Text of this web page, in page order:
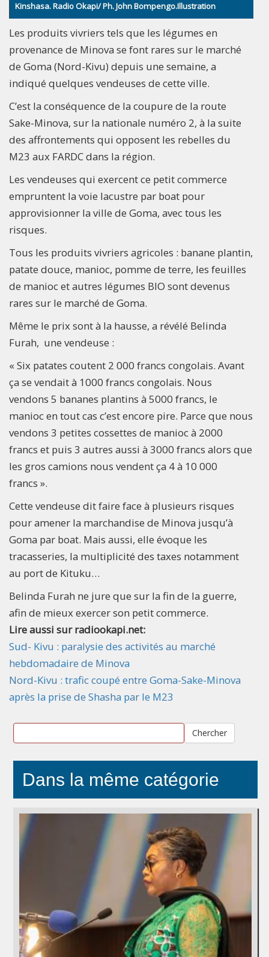
Kinshasa. Radio Okapi/ Ph. John Bompengo.Illustration
Les produits vivriers tels que les légumes en
provenance de Minova se font rares sur le marché
de Goma (Nord-Kivu) depuis une semaine, a
indiqué quelques vendeuses de cette ville.
C’est la conséquence de la coupure de la route
Sake-Minova, sur la nationale numéro 2, à la suite
des affrontements qui opposent les rebelles du
M23 aux FARDC dans la région.
Les vendeuses qui exercent ce petit commerce
empruntent la voie lacustre par boat pour
approvisionner la ville de Goma, avec tous les
risques.
Tous les produits vivriers agricoles : banane plantin,
patate douce, manioc, pomme de terre, les feuilles
de manioc et autres légumes BIO sont devenus
rares sur le marché de Goma.
Même le prix sont à la hausse, a révélé Belinda
Furah, une vendeuse :
« Six patates coutent 2 000 francs congolais. Avant
ça se vendait à 1000 francs congolais. Nous
vendons 5 bananes plantins à 5000 francs, le
manioc en tout cas c’est encore pire. Parce que nous
vendons 3 petites cossettes de manioc à 2000
francs et puis 3 autres aussi à 3000 francs alors que
les gros camions nous vendent ça 4 à 10 000
francs ».
Cette vendeuse dit faire face à plusieurs risques
pour amener la marchandise de Minova jusqu’à
Goma par boat. Mais aussi, elle évoque les
tracasseries, la multiplicité des taxes notamment
au port de Kituku…
Belinda Furah ne jure que sur la fin de la guerre,
afin de mieux exercer son petit commerce.
Lire aussi sur radiookapi.net:
Sud- Kivu : paralysie des activités au marché
hebdomadaire de Minova
Nord-Kivu : trafic coupé entre Goma-Sake-Minova
après la prise de Shasha par le M23
Chercher
Dans la même catégorie